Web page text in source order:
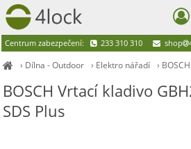
› Dílna - Outdoor › Elektro nářadí › BOSCH
BOSCH Vrtací kladivo
SDS Plus
Centrum zabezpečení: 233 310 310 shop